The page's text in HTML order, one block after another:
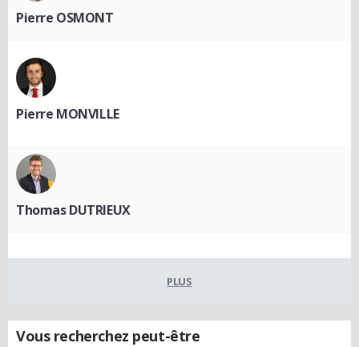
Pierre OSMONT
Pierre MONVILLE
Thomas DUTRIEUX
PLUS
Vous recherchez peut-être